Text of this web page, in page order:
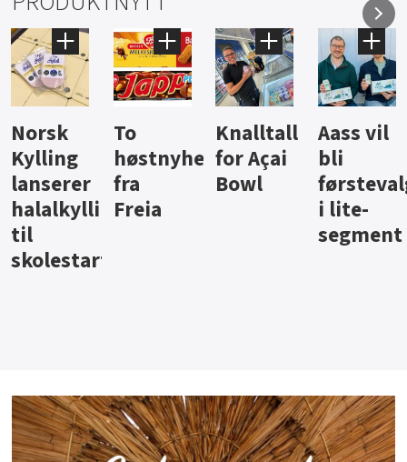
Knalltall
for Açai
Bowl
Aass vil
bli
førstevalg
i lite-
Brus og
jus fra
Berentsen
Hard
iste fra
Hansa